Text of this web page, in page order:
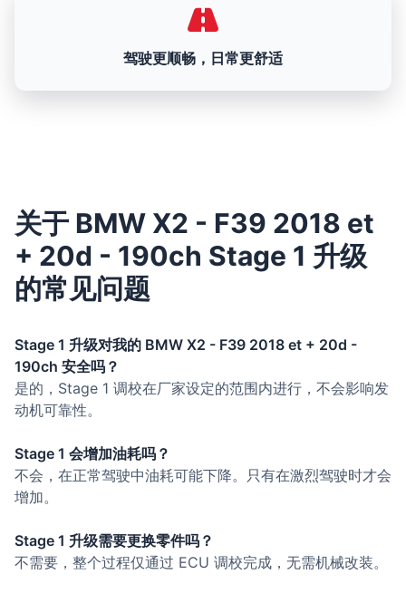
驾驶更顺畅，日常更舒适
关于 BMW X2 - F39 2018 et
+ 20d - 190ch Stage 1 升级
的常见问题
Stage 1 升级对我的 BMW X2 - F39 2018 et + 20d -
190ch 安全吗？
是的，Stage 1 调校在厂家设定的范围内进行，不会影响发
动机可靠性。
Stage 1 会增加油耗吗？
不会，在正常驾驶中油耗可能下降。只有在激烈驾驶时才会
增加。
Stage 1 升级需要更换零件吗？
不需要，整个过程仅通过 ECU 调校完成，无需机械改装。